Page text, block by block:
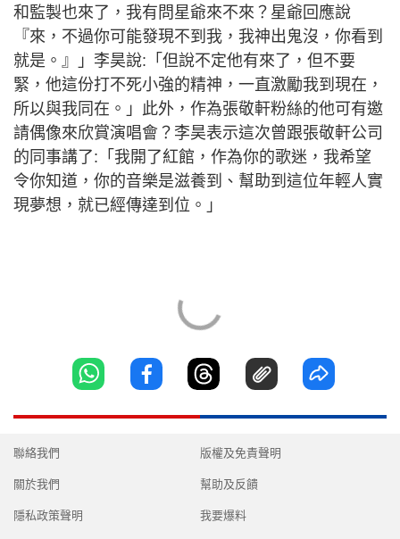
和監製也來了，我有問星爺來不來？星爺回應說
『來，不過你可能發現不到我，我神出鬼沒，你看到
就是。』」李昊說:「但說不定他有來了，但不要
緊，他這份打不死小強的精神，一直激勵我到現在，
所以與我同在。」此外，作為張敬軒粉絲的他可有邀
請偶像來欣賞演唱會？李昊表示這次曾跟張敬軒公司
的同事講了:「我開了紅館，作為你的歌迷，我希望
令你知道，你的音樂是滋養到、幫助到這位年輕人實
現夢想，就已經傳達到位。」
聯絡我們
關於我們
隱私政策聲明
版權及免責聲明
幫助及反饋
我要爆料